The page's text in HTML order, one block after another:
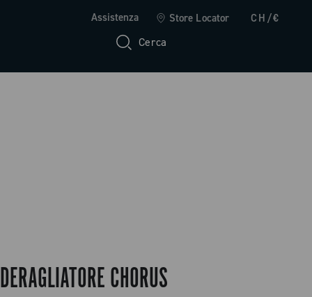
Assistenza Store Locator CH/€
Cerca
DERAGLIATORE CHORUS